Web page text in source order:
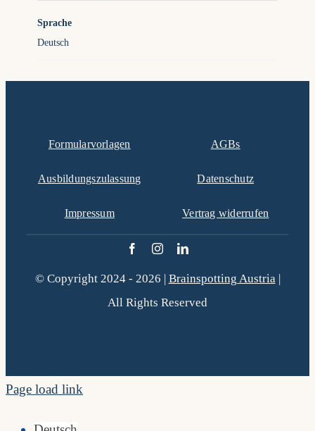
Sprache
Deutsch
Formularvorlagen
Ausbildungszulassung
Impressum
AGBs
Datenschutz
Vertrag widerrufen
© Copyright 2024 - 2026 | Brainspotting Austria |
All Rights Reserved
Page load link